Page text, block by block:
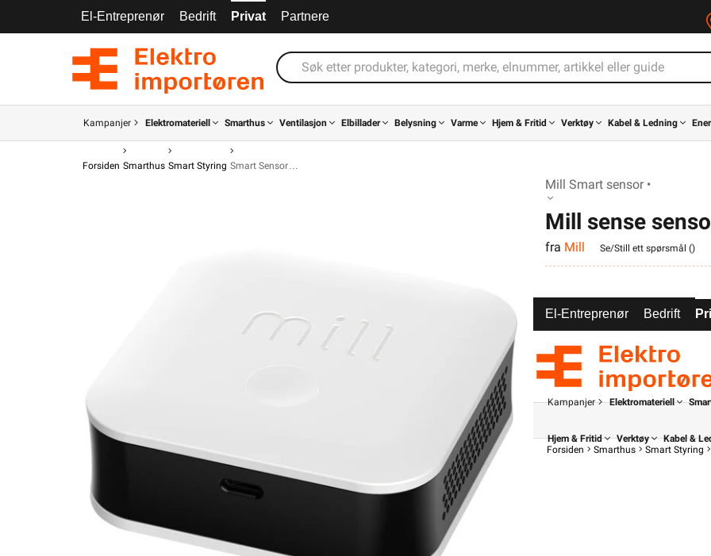
El-Entreprenør Bedrift Privat Partnere
Kampanjer Elektromateriell Smarthus Ventilasjon Elbillader Belysning Varme Hjem & Fritid Verktøy Kabel & Ledning
Forsiden Smarthus Smart Styring Smart Sensor
Mill Smart sensor •
Mill sense
fra Mill Se/Still ett spørsmål ()
El-Entreprenør Bedrift
Kampanjer Elektromateriell
Hjem & Fritid Verktøy Kabel &
Forsiden
Smarthus Smart Styring